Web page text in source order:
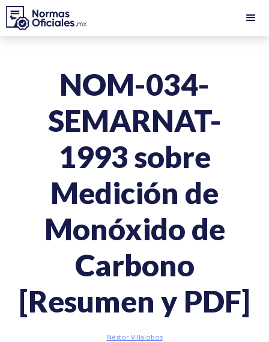
NOM-034-
SEMARNAT-
1993 sobre
Medición de
Monóxido de
Carbono
[Resumen y PDF]
Néstor Villalobos